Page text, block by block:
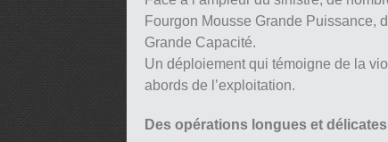
Fourgon Mousse Grande Puissance,
Grande Capacité.
Un déploiement qui témoigne de la
abords de l’exploitation.
Des opérations longues et délicates